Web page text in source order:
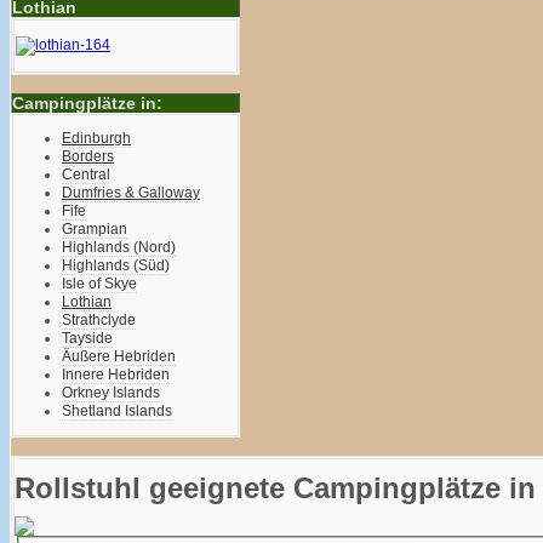
Lothian
Campingplätze in:
Edinburgh
Borders
Central
Dumfries & Galloway
Fife
Grampian
Highlands (Nord)
Highlands (Süd)
Isle of Skye
Lothian
Strathclyde
Tayside
Äußere Hebriden
Innere Hebriden
Orkney Islands
Shetland Islands
Rollstuhl geeignete Campingplätze